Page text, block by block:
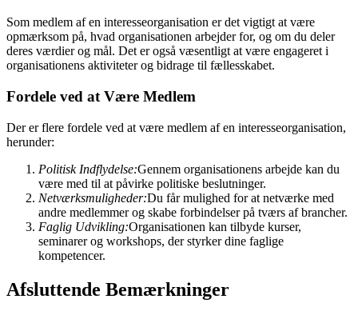
Som medlem af en interesseorganisation er det vigtigt at være
opmærksom på, hvad organisationen arbejder for, og om du deler
deres værdier og mål. Det er også væsentligt at være engageret i
organisationens aktiviteter og bidrage til fællesskabet.
Fordele ved at Være Medlem
Der er flere fordele ved at være medlem af en interesseorganisation,
herunder:
Politisk Indflydelse:Gennem organisationens arbejde kan du
være med til at påvirke politiske beslutninger.
Netværksmuligheder:Du får mulighed for at netværke med
andre medlemmer og skabe forbindelser på tværs af brancher.
Faglig Udvikling:Organisationen kan tilbyde kurser,
seminarer og workshops, der styrker dine faglige
kompetencer.
Afsluttende Bemærkninger